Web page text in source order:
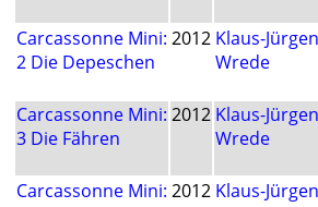
Carcassonne Mini:
2 Die Depeschen
2012 Klaus-Jürgen
Wrede
Carcassonne Mini:
3 Die Fähren
2012 Klaus-Jürgen
Wrede
Carcassonne Mini: 2012 Klaus-Jürgen